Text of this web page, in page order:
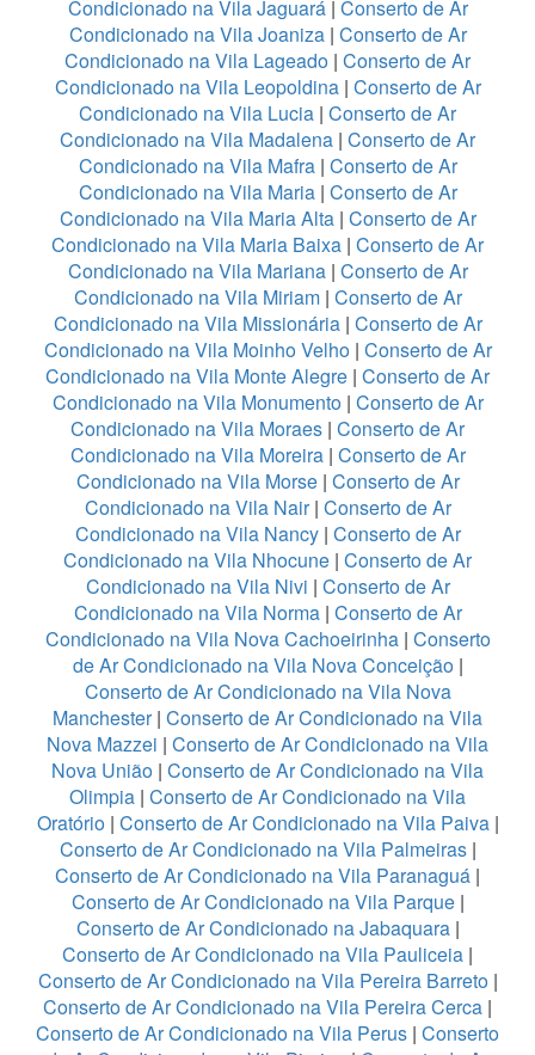
Condicionado na Vila Jaguará| Conserto de Ar
Condicionado na Vila Joaniza| Conserto de Ar
Condicionado na Vila Lageado | Conserto de Ar
Condicionado na Vila Leopoldina| Conserto de Ar
Condicionado na Vila Lucia | Conserto de Ar
Condicionado na Vila Madalena | Conserto de Ar
Condicionado na Vila Mafra | Conserto de Ar
Condicionado na Vila Maria| Conserto de Ar
Condicionado na Vila Maria Alta| Conserto de Ar
Condicionado na Vila Maria Baixa | Conserto de Ar
Condicionado na Vila Mariana| Conserto de Ar
Condicionado na Vila Miriam| Conserto de Ar
Condicionado na Vila Missionária| Conserto de Ar
Condicionado na Vila Moinho Velho| Conserto de Ar
Condicionado na Vila Monte Alegre | Conserto de Ar
Condicionado na Vila Monumento| Conserto de Ar
Condicionado na Vila Moraes | Conserto de Ar
Condicionado na Vila Moreira| Conserto de Ar
Condicionado na Vila Morse| Conserto de Ar
Condicionado na Vila Nair| Conserto de Ar
Condicionado na Vila Nancy| Conserto de Ar
Condicionado na Vila Nhocune | Conserto de Ar
Condicionado na Vila Nivi | Conserto de Ar
Condicionado na Vila Norma| Conserto de Ar
Condicionado na Vila Nova Cachoeirinha| Conserto
de Ar Condicionado na Vila Nova Conceição|
Conserto de Ar Condicionado na Vila Nova
Manchester| Conserto de Ar Condicionado na Vila
Nova Mazzei | Conserto de Ar Condicionado na Vila
Nova União | Conserto de Ar Condicionado na Vila
Olimpia | Conserto de Ar Condicionado na Vila
Oratório| Conserto de Ar Condicionado na Vila Paiva|
Conserto de Ar Condicionado na Vila Palmeiras|
Conserto de Ar Condicionado na Vila Paranaguá |
Conserto de Ar Condicionado na Vila Parque|
Conserto de Ar Condicionado na Jabaquara|
Conserto de Ar Condicionado na Vila Pauliceia |
Conserto de Ar Condicionado na Vila Pereira Barreto|
Conserto de Ar Condicionado na Vila Pereira Cerca |
Conserto de Ar Condicionado na Vila Perus | Conserto